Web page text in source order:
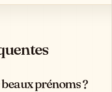
prénoms ?